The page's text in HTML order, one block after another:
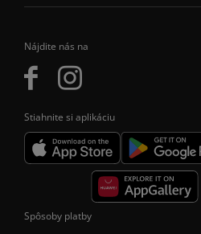
Nájdite nás na
Stiahnite si aplikáciu
Spôsoby platby